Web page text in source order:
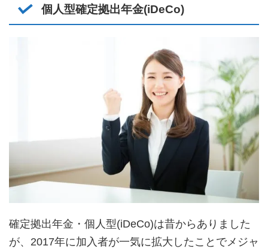
個人型確定拠出年金(iDeCo)
確定拠出年金・個人型(iDeCo)は昔からありました
が、2017年に加入者が一気に拡大したことでメジャ